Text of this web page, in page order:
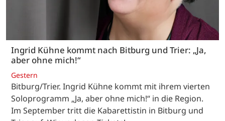
Ingrid Kühne kommt nach Bitburg und Trier: „Ja,
aber ohne mich!“
Gestern
Bitburg/Trier. Ingrid Kühne kommt mit ihrem vierten
Soloprogramm „Ja, aber ohne mich!“ in die Region.
Im September tritt die Kabarettistin in Bitburg und